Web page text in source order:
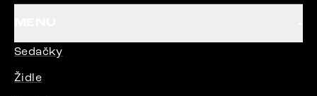
Sedačky
Židle